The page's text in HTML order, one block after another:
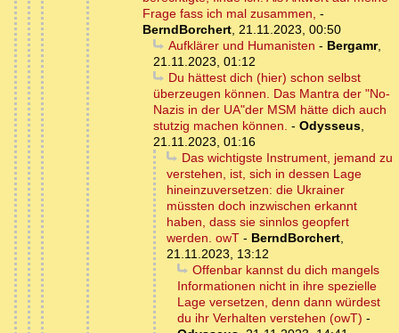
Frage fass ich mal zusammen, -
BerndBorchert, 21.11.2023, 00:50
Aufklärer und Humanisten - Bergamr,
21.11.2023, 01:12
Du hättest dich (hier) schon selbst
überzeugen können. Das Mantra der "No-
Nazis in der UA"der MSM hätte dich auch
stutzig machen können. - Odysseus,
21.11.2023, 01:16
Das wichtigste Instrument, jemand zu
verstehen, ist, sich in dessen Lage
hineinzuversetzen: die Ukrainer
müssten doch inzwischen erkannt
haben, dass sie sinnlos geopfert
werden. owT - BerndBorchert,
21.11.2023, 13:12
Offenbar kannst du dich mangels
Informationen nicht in ihre spezielle
Lage versetzen, denn dann würdest
du ihr Verhalten verstehen (owT) -